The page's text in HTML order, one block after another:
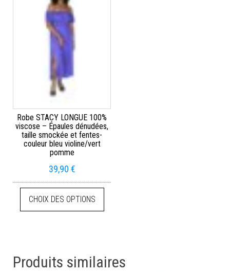
Robe STACY LONGUE 100%
viscose – Épaules dénudées,
taille smockée et fentes-
couleur bleu violine/vert
pomme
39,90 €
CHOIX DES OPTIONS
Produits similaires